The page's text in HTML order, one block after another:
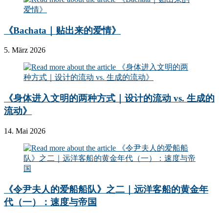
《Bachata｜贴出来的爱情》
5. März 2026
《身体进入文明的两种方式｜设计的流动 vs. 生成的
流动》
14. Mai 2026
《令尹夫人的爱船船队》之二｜远洋客船的黄金年
代（一）：速度与帝国